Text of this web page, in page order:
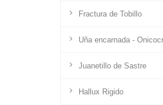
Fractura de Tobillo
Uña encarnada -
Juanetillo de Sastre
Hallux Rigido